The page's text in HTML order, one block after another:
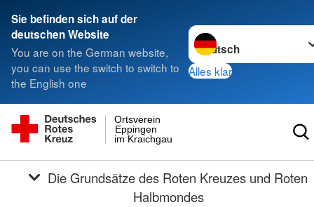
Sie befinden sich auf der
deutschen Website
You are on the German website,
you can use the switch to switch to
the English one
Sprache wechseln zu
Alles klar
im Kraichgau
Eppingen
Ortsverein
Halbmondes